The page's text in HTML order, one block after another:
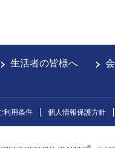
生活者の皆様へ
利用条件 個人情報保護方針
®